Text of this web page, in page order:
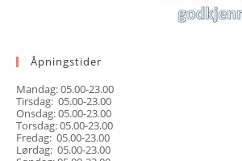
Åpningstider
Mandag: 05.00-23.00
Tirsdag: 05.00-23.00
Onsdag: 05.00-23.00
Torsdag: 05.00-23.00
Fredag: 05.00-23.00
Lørdag: 05.00-23.00